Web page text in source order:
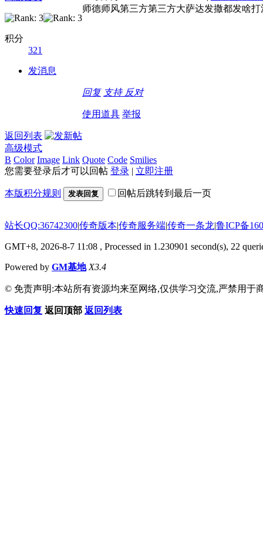
积分
321
发消息
师德师风第三方第三方大萨达发撒都发啥
回复 支持 反对
使用道具 举报
返回列表
高级模式
B Color Image Link Quote Code Smilies
您需要登录后才可以回帖 登录 | 立即注册
本版积分规则 发表回复 回帖后跳转到最后一页
站长QQ:36742300|传奇版本|传奇服务端|传奇一条龙|鲁ICP备
GMT+8, 2026-8-7 11:08 , Processed in 1.230901 second(s), 22
Powered by GM基地 X3.4
© 免责声明:本站所有资源均来至网络,仅供学习交流,严禁用于
快速回复 返回顶部 返回列表